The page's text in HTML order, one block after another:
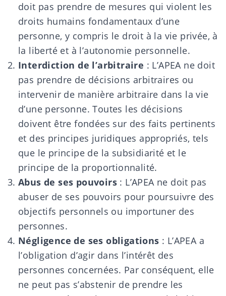
doit pas prendre de mesures qui violent les
droits humains fondamentaux d’une
personne, y compris le droit à la vie privée, à
la liberté et à l’autonomie personnelle.
Interdiction de l’arbitraire : L’APEA ne doit
pas prendre de décisions arbitraires ou
intervenir de manière arbitraire dans la vie
d’une personne. Toutes les décisions
doivent être fondées sur des faits pertinents
et des principes juridiques appropriés, tels
que le principe de la subsidiarité et le
principe de la proportionnalité.
Abus de ses pouvoirs : L’APEA ne doit pas
abuser de ses pouvoirs pour poursuivre des
objectifs personnels ou importuner des
personnes.
Négligence de ses obligations : L’APEA a
l’obligation d’agir dans l’intérêt des
personnes concernées. Par conséquent, elle
ne peut pas s’abstenir de prendre les